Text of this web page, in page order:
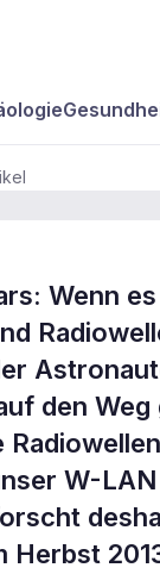
Wenn
den
W-
Herbst